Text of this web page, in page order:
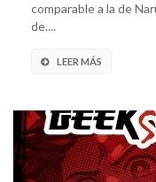
comparable a la de
de....
LEER MÁS